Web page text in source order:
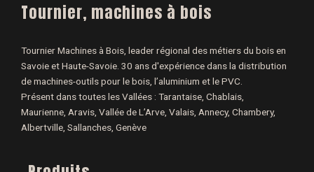
Tournier, machines à bois
Tournier Machines à Bois, leader régional des métiers du bois en
Savoie et Haute-Savoie. 30 ans d'expérience dans la distribution
de machines-outils pour le bois, l’aluminium et le PVC.
Présent dans toutes les Vallées : Tarantaise, Chablais,
Maurienne, Aravis, Vallée de L’Arve, Valais, Annecy, Chambery,
Albertville, Sallanches, Genève